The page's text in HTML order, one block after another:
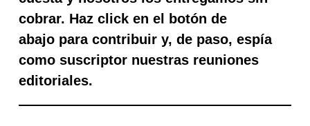
cobrar. Haz click en el botón de
abajo para contribuir y, de paso, espía
como suscriptor nuestras reuniones
editoriales.